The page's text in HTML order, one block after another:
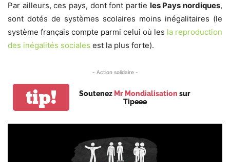
Par ailleurs, ces pays, dont font partie les Pays nordiques,
sont dotés de systèmes scolaires moins inégalitaires (le
système français compte parmi celui où les la reproduction
des inégalités sociales est la plus forte).
- Action solidaire -
tip! Soutenez Mr Mondialisation sur
Tipeee